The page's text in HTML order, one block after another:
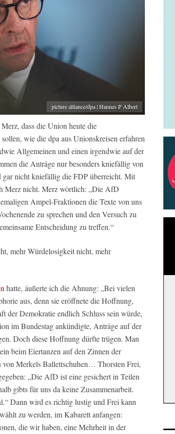
picture alliance/dpa | Hannes P Albert
dass die Union heute die
wie die dpa aus Unionskreisen erfahren
Allgemeinen und einen irgendwie auf der
die Anträge nur besonders kniefällig von
nicht kniefällig die FDP überreicht. Mit
Merz nicht. Merz wörtlich: „Die AfD
Ampel-Fraktionen die Texte von uns
zu sprechen und den Versuch zu
Entscheidung zu treffen.“
mehr Würdelosigkeit nicht, mehr
hatte, äußerte ich die Ahnung: „Bei vielen
aus, denn sie eröffnete die Hoffnung,
der Demokratie endlich Schluss sein würde,
im Bundestag ankündigte, Anträge auf der
Doch diese Hoffnung dürfte trügen. Man
beim Eiertanzen auf den Zinnen der
von Merkels Ballettschuhen… Thorsten Frei,
„Die AfD ist eine gesichert in Teilen
gibts für uns da keine Zusammenarbeit.
Dann wird es richtig lustig und Frei kann
zu werden, im Kabarett anfangen:
die wir haben, eine Mehrheit in der